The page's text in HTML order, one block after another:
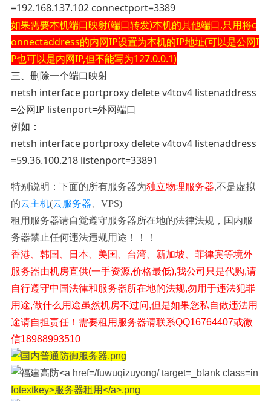
=192.168.137.102 connectport=3389
如果需要本机端口映射(端口转发)本机的其他端口,只用将c
onnectaddress的内网IP设置为本机的IP地址(可以是公网I
P也可以是内网IP,但不能写为127.0.0.1)
三、删除一个端口映射
netsh interface portproxy delete v4tov4 listenaddress
=公网IP listenport=外网端口
例如：
netsh interface portproxy delete v4tov4 listenaddress
=59.36.100.218 listenport=33891
特别说明：下面的所有服务器为独立物理服务器,不是虚拟
的云主机(云服务器 、VPS)
租用服务器请自觉遵守服务器所在地的法律法规，国内服
务器禁止任何违法违规用途！！！
香港、韩国、日本、美国、台湾、新加坡、菲律宾等境外
服务器由机房直供(一手资源,价格最低),我公司只是代购,请
自行遵守中国法律和服务器所在地的法规,勿用于违法犯罪
用途,做什么用途虽然机房不过问,但是如果您私自做违法用
途请自担责任！需要租用服务器请联系QQ16764407或微
信18988993510